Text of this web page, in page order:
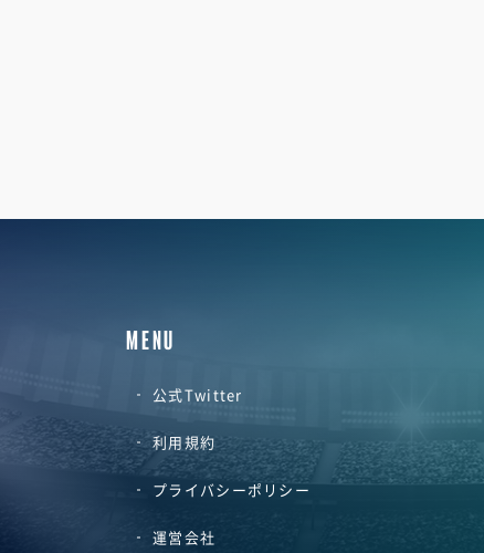
MENU
公式Twitter
利用規約
プライバシーポリシー
運営会社